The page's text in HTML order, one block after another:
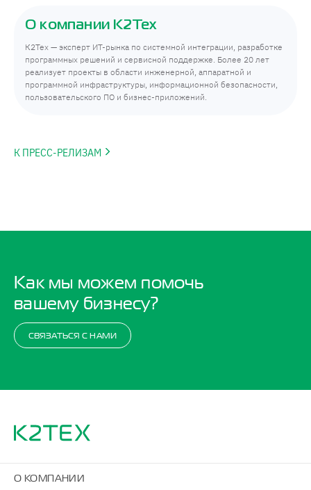
О компании К2Тех
К2Тех — эксперт ИТ-рынка по системной интеграции, разработке
программных решений и сервисной поддержке. Более 20 лет
реализует проекты в области инженерной, аппаратной и
программной инфраструктуры, информационной безопасности,
пользовательского ПО и бизнес-приложений.
К ПРЕСС-РЕЛИЗАМ
Как мы можем помочь
вашему бизнесу?
СВЯЗАТЬСЯ С НАМИ
О КОМПАНИИ